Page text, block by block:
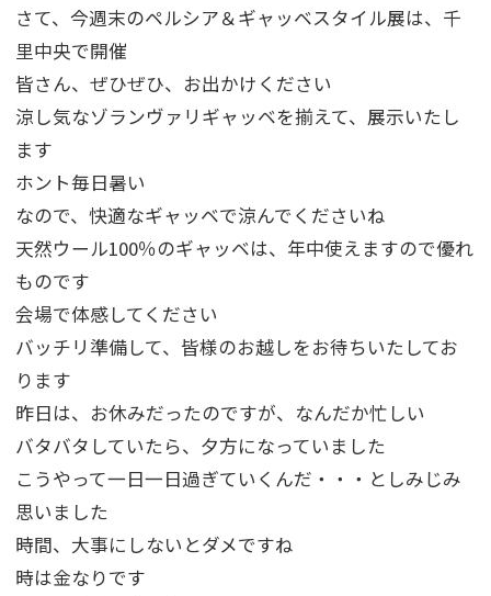
さて、今週末のペルシア＆ギャッベスタイル展は、千
里中央で開催
皆さん、ぜひぜひ、お出かけください
涼し気なゾランヴァリギャッベを揃えて、展示いたし
ます
ホント毎日暑い
なので、快適なギャッベで涼んでくださいね
天然ウール100％のギャッベは、年中使えますので優れ
ものです
会場で体感してください
バッチリ準備して、皆様のお越しをお待ちいたしてお
ります
昨日は、お休みだったのですが、なんだか忙しい
バタバタしていたら、夕方になっていました
こうやって一日一日過ぎていくんだ・・・としみじみ
思いました
時間、大事にしないとダメですね
時は金なりです